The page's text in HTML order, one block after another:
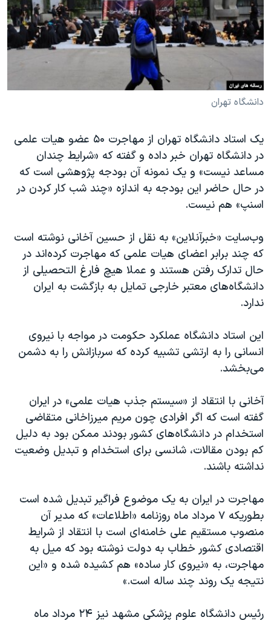
فرهنگ و زندگی
حقوق شهروندی
علم و فناوری
اسرائیل در جنگ
آرشیو پخش زنده
مستندها
انتخابات ریاست جمهوری آمریکا ۲۰۲۴
حمله جمهوری اسلامی به اسرائیل
رمز مهسا
ورزش زنان در ایران
مجموعه مستندهای دادخواهی
تریبونال مردمی آبان ۹۸
دادگاه حمید نوری
چهل سال گروگان‌گیری
اعتراضات مردمی آبان ۹۸
اسرائیل در جنگ
نرگس محمدی برنده جایزه نوبل صلح
صفحه‌های ویژه
سفر پرزیدنت ترامپ به چین
دنبال کنید
زبانهای مختلف
دانشگاه تهران
یک استاد دانشگاه تهران از مهاجرت ۵۰ عضو هیات علمی
در دانشگاه تهران خبر داده و گفته که «شرایط چندان
مساعد نیست» و یک نمونه آن بودجه پژوهشی است که
در حال حاضر این بودجه به اندازه «چند شب کار کردن در
اسنپ» هم نیست.
وب‌سایت «خبرآنلاین» به نقل از حسین آخانی نوشته است
که چند برابر اعضای هیات علمی که مهاجرت کرده‌اند در
حال تدارک رفتن هستند و عملا هیچ فارغ التحصیلی از
دانشگاه‌های معتبر خارجی تمایل به بازگشت به ایران
ندارد.
این استاد دانشگاه عملکرد حکومت در مواجه با نیروی
انسانی را به ارتشی تشبیه کرده که سربازانش را به دشمن
می‌بخشد.
آخانی با انتقاد از «سیستم جذب هیات علمی» در ایران
گفته است که اگر افرادی چون مریم میرزاخانی متقاضی
استخدام در دانشگاه‌های کشور بودند ممکن بود به دلیل
کم بودن مقالات، شانسی برای استخدام و تبدیل وضعیت
نداشته باشند.
مهاجرت در ایران به یک موضوع فراگیر تبدیل شده است
بطوریکه ۷ مرداد ماه روزنامه «اطلاعات» که مدیر آن
منصوب مستقیم علی خامنه‌ای است با انتقاد از شرایط
اقتصادی کشور خطاب به دولت نوشته بود که میل به
مهاجرت، به «نیروی کار ساده» هم کشیده شده و «این
نتیجه یک روند چند ساله است.»
رئیس دانشگاه علوم پزشکی مشهد نیز ۲۴ مرداد ماه